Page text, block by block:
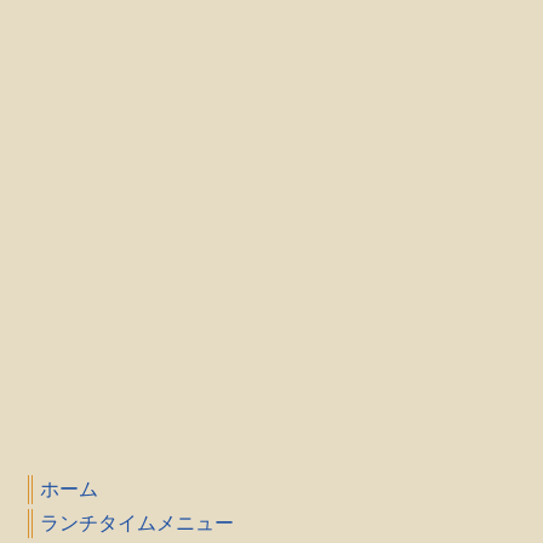
ホーム
ランチタイムメニュー